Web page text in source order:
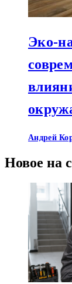
Эко-
Андрей
Новое на